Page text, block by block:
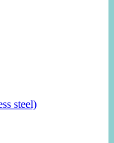
steel)